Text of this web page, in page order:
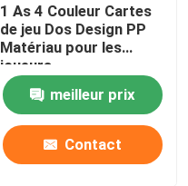
1 As 4 Couleur Cartes
de jeu Dos Design PP
Matériau pour les
joueurs
meilleur prix
Contact